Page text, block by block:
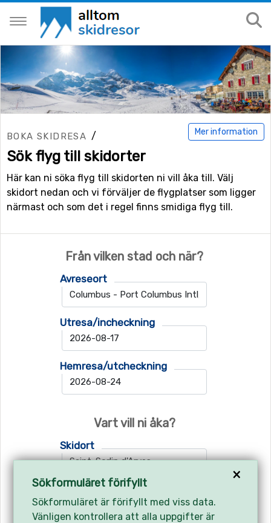
Mer information
BOKA SKIDRESA /
Sök flyg till skidorter
Här kan ni söka flyg till skidorten ni vill åka till. Välj
skidort nedan och vi förväljer de flygplatser som ligger
närmast och som det i regel finns smidiga flyg till.
Från vilken stad och när?
Avreseort
Utresa/incheckning
Hemresa/utcheckning
Vart vill ni åka?
Skidort
Flygplats 1
×
Sökformuläret förifyllt
Sökformuläret är förifyllt med viss data.
Vänligen kontrollera att alla uppgifter är